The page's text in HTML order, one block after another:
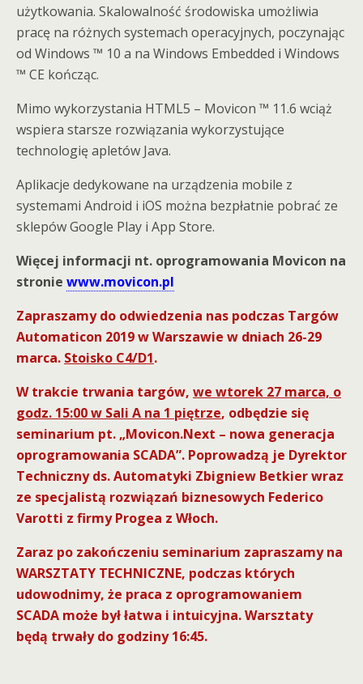
użytkowania. Skalowalność środowiska umożliwia
pracę na różnych systemach operacyjnych, poczynając
od Windows ™ 10 a na Windows Embedded i Windows
™ CE kończąc.
Mimo wykorzystania HTML5 – Movicon ™ 11.6 wciąż
wspiera starsze rozwiązania wykorzystujące
technologię apletów Java.
Aplikacje dedykowane na urządzenia mobile z
systemami Android i iOS można bezpłatnie pobrać ze
sklepów Google Play i App Store.
Więcej informacji nt. oprogramowania Movicon na
stronie www.movicon.pl
Zapraszamy do odwiedzenia nas podczas Targów
Automaticon 2019 w Warszawie w dniach 26-29
marca. Stoisko C4/D1.
W trakcie trwania targów, we wtorek 27 marca, o
godz. 15:00 w Sali A na 1 piętrze, odbędzie się
seminarium pt. „Movicon.Next – nowa generacja
oprogramowania SCADA”. Poprowadzą je Dyrektor
Techniczny ds. Automatyki Zbigniew Betkier wraz
ze specjalistą rozwiązań biznesowych Federico
Varotti z firmy Progea z Włoch.
Zaraz po zakończeniu seminarium zapraszamy na
WARSZTATY TECHNICZNE, podczas których
udowodnimy, że praca z oprogramowaniem
SCADA może był łatwa i intuicyjna. Warsztaty
będą trwały do godziny 16:45.